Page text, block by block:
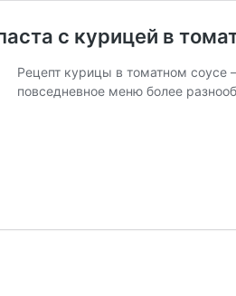
с курицей в
Рецепт курицы в томатном соусе
повседневное меню более